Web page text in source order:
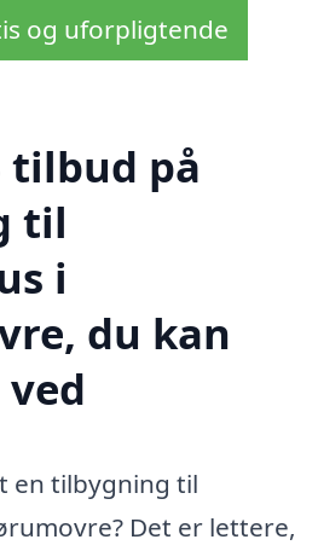
og uforpligtende
tilbud på
til
i
du kan
en tilbygning til
Det er lettere,